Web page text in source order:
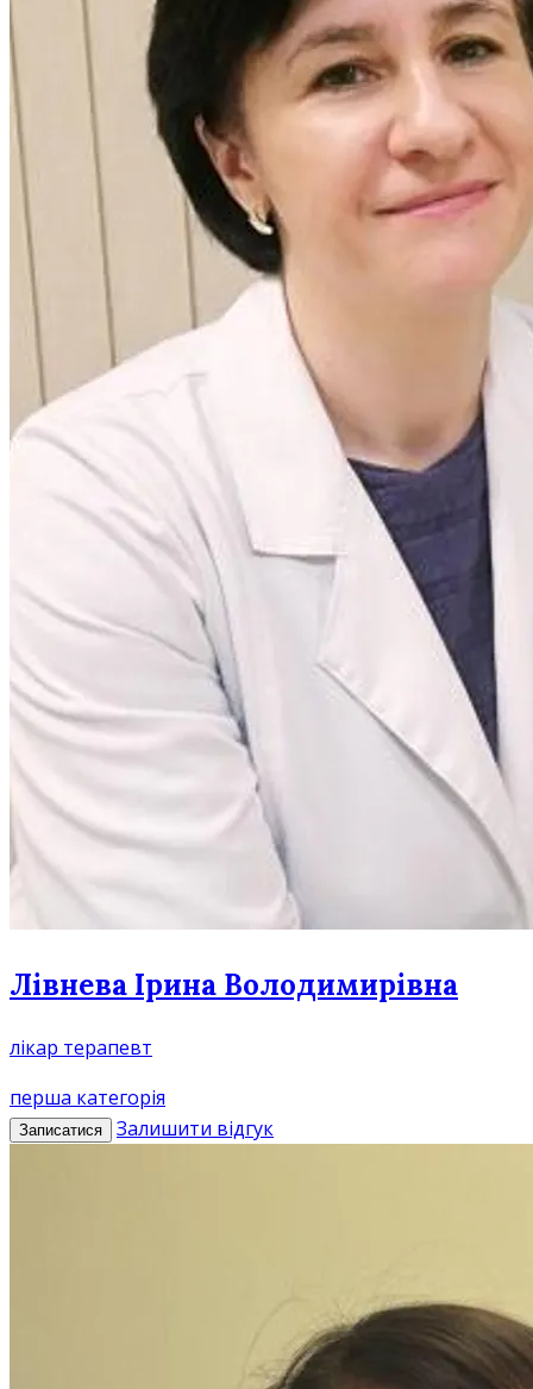
Лівнева Ірина Володимирівна
лікар терапевт
перша категорія
Записатися Залишити відгук